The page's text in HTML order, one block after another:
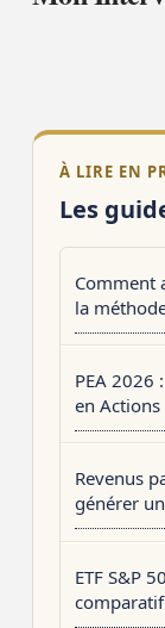
À LIRE EN
Les
Comment
la
PEA 2026
en Actions
Revenus
générer
ETF S&P
comparatif